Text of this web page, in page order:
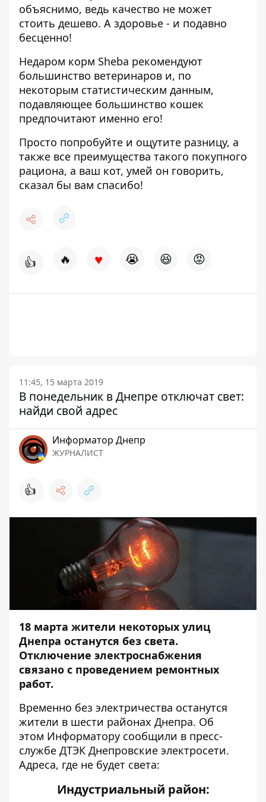
объяснимо, ведь качество не может
стоить дешево. А здоровье - и подавно
бесценно!
Недаром корм Sheba рекомендуют
большинство ветеринаров и, по
некоторым статистическим данным,
подавляющее большинство кошек
предпочитают именно его!
Просто попробуйте и ощутите разницу, а
также все преимущества такого покупного
рациона, а ваш кот, умей он говорить,
сказал бы вам спасибо!
👍 🔥 ♥ 😭 😆 😡
11:45, 15 марта 2019
В понедельник в Днепре отключат свет:
найди свой адрес
Информатор Днепр
ЖУРНАЛИСТ
👍
18 марта жители некоторых улиц
Днепра останутся без света.
Отключение электроснабжения
связано с проведением ремонтных
работ.
Временно без электричества останутся
жители в шести районах Днепра. Об
этом Информатору сообщили в пресс-
службе ДТЭК Днепровские электросети.
Адреса, где не будет света:
Индустриальный район: